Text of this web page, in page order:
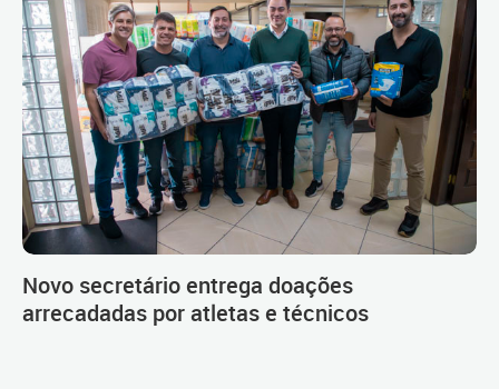
Novo secretário entrega doações
arrecadadas por atletas e técnicos